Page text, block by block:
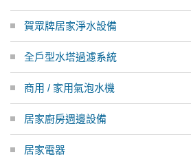
賀眾牌居家淨水設備
全戶型水塔過濾系統
商用 / 家用氣泡水機
居家廚房週邊設備
居家電器